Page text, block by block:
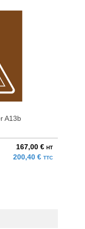
A13b
167,00 € HT
200,40 € TTC